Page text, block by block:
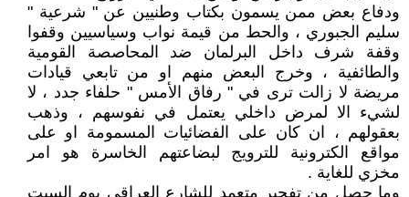
ودفاع بعض ممن يسمون بكتاب وطنيين عن " شرعية "
سليم الجبوري ، والحط من قيمة نواب وسياسيين وقفوا
وقفة شرف داخل البرلمان ضد المحاصصة القومية
والطائفية ، وخرج البعض منهم او من تابعي قيادات
مريضة لا زالت ترى في " رفاق الأمس " حلفاء جدد ، لا
لشيء الا لمرض داخلي يعتمل في نفوسهم ، وذهب
بعقولهم ، ان كان على الفضائيات المسمومة او على
مواقع الكترونية للترويج لبضاعتهم الخاسرة هو امر
مخزي للغاية .
وما حصل من تفجير متعمد للشارع العراقي يوم السبت